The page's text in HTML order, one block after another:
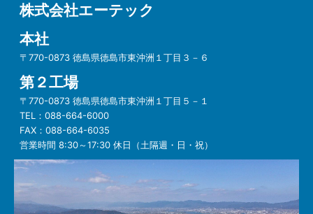
株式会社エーテック
本社
〒770-0873 徳島県徳島市東沖洲１丁目３－６
第２工場
〒770-0873 徳島県徳島市東沖洲１丁目５－１
TEL： 088-664-6000
FAX： 088-664-6035
営業時間 8:30～17:30 休日（土隔週・日・祝）